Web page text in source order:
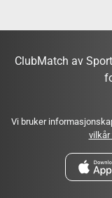
ClubMatch av
Vi bruker
vilkår